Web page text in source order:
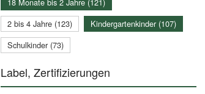
2 bis 4 Jahre (123)
Kindergartenkinder (107)
Schulkinder (73)
Label, Zertifizierungen